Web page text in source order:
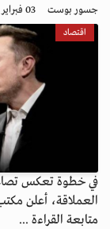
جسور بوست 03 فبراير 2026 - 20:30
اقتصاد
في خطوة تعكس
العملاقة، أعلن
متابعة القراءة ...